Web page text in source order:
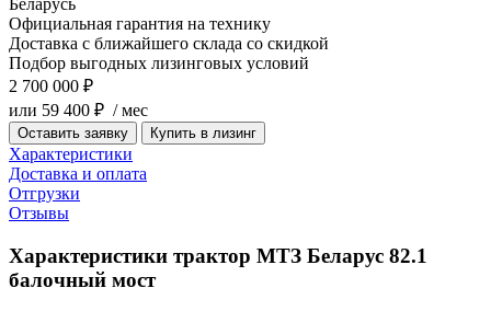
Беларусь
Официальная гарантия на технику
Доставка с ближайшего склада со скидкой
Подбор выгодных лизинговых условий
2 700 000 ₽
или 59 400 ₽ / мес
Оставить заявку Купить в лизинг
Характеристики
Доставка и оплата
Отгрузки
Отзывы
Характеристики трактор МТЗ Беларус 82.1
балочный мост